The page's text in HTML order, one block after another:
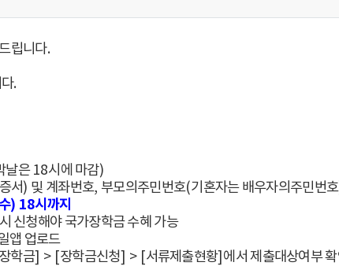
립니다.
.
날은18시에 마감)
서) 및 계좌번호, 부모의주민번호(기혼자는 배우자의주민번호
수) 18시까지
신청해야 국가장학금 수혜 가능
앱 업로드
장학금] > [장학금신청] > [서류제출현황] 에서 제출대상여부